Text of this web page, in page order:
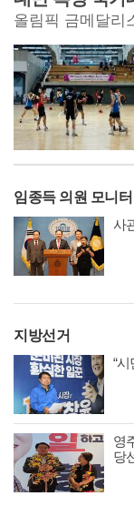
임종득 의원 모니터
사
지방선거
“
영
당